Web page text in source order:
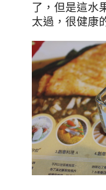
了，但是這水
太過，很健康